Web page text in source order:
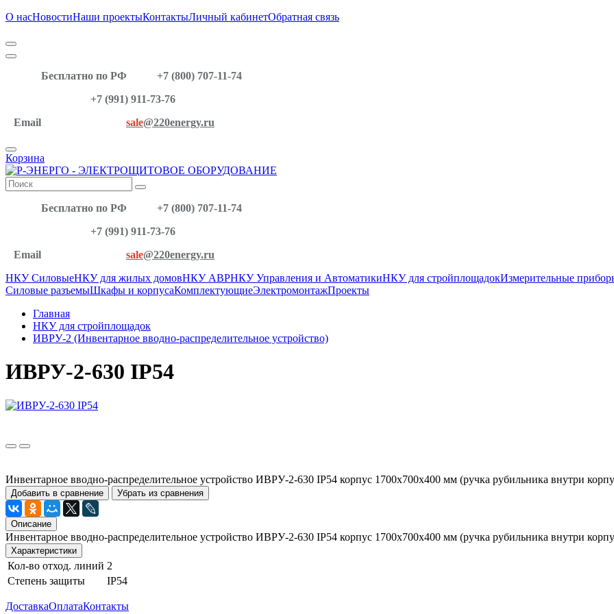
О насНовостиНаши проектыКонтактыЛичный кабинетОбратная связь
Бесплатно по РФ
+7 (800) 707-11-74
+7 (991) 911-73-76
Email
sale@220energy.ru
Корзина
Бесплатно по РФ
+7 (800) 707-11-74
+7 (991) 911-73-76
Email
sale@220energy.ru
НКУ СиловыеНКУ для жилых домовНКУ АВРНКУ Управления и АвтоматикиНКУ для стройплощадокИзмерительные
Силовые разъемыШкафы и корпусаКомплектующиеЭлектромонтажПроекты
Главная
НКУ для стройплощадок
ИВРУ-2 (Инвентарное вводно-распределительное устройство)
ИВРУ-2-630 IP54
Инвентарное вводно-распределительное устройство ИВРУ-2-630 IP54 корпус 1700х700х400 мм (ручка рубильника внутри
Добавить в сравнение Убрать из сравнения
Описание
Инвентарное вводно-распределительное устройство ИВРУ-2-630 IP54 корпус 1700х700х400 мм (ручка рубильника внутри
Характеристики
Кол-во отход. линий 2
Степень защиты
IP54
ДоставкаОплатаКонтакты